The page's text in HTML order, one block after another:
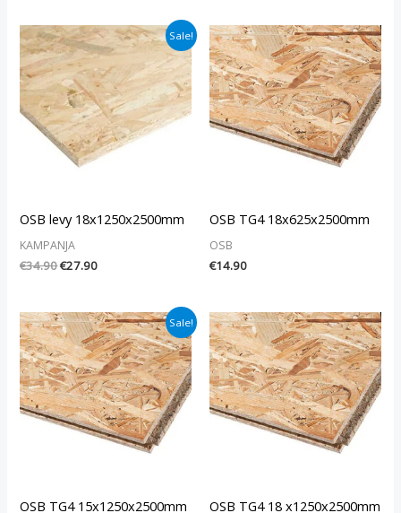
Sale!
OSB levy 18x1250x2500mm
KAMPANJA
€34.90
Alkuperäinen
hinta
oli:
€34.90.
€27.90
Nykyinen
hinta
€27.90.
OSB TG4 18x625x2500mm
OSB
€14.90
Sale!
OSB TG4 15x1250x2500mm
Alkuperäinen
hinta
oli:
€35.90.
Nykyinen
hinta
on:
€23.90.
OSB TG4 18 x1250x2500mm